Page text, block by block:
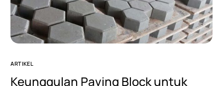
ARTIKEL
Keunggulan Paving Block untuk